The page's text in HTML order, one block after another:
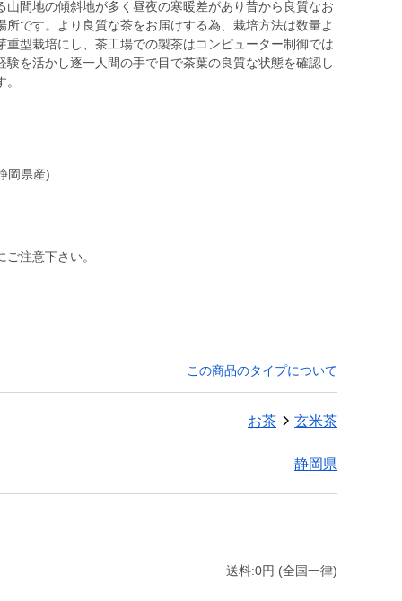
間地の傾斜地が多く昼夜の寒暖差があり昔から良質なお
です。より良質な茶をお届けする為、栽培方法は数量よ
重型栽培にし、茶工場での製茶はコンピューター制御では
を活かし逐一人間の手で目で茶葉の良質な状態を確認し
岡県産)
注意下さい。
この商品のタイプについて
お茶 玄米茶
静岡県
送料:0円 (全国一律)